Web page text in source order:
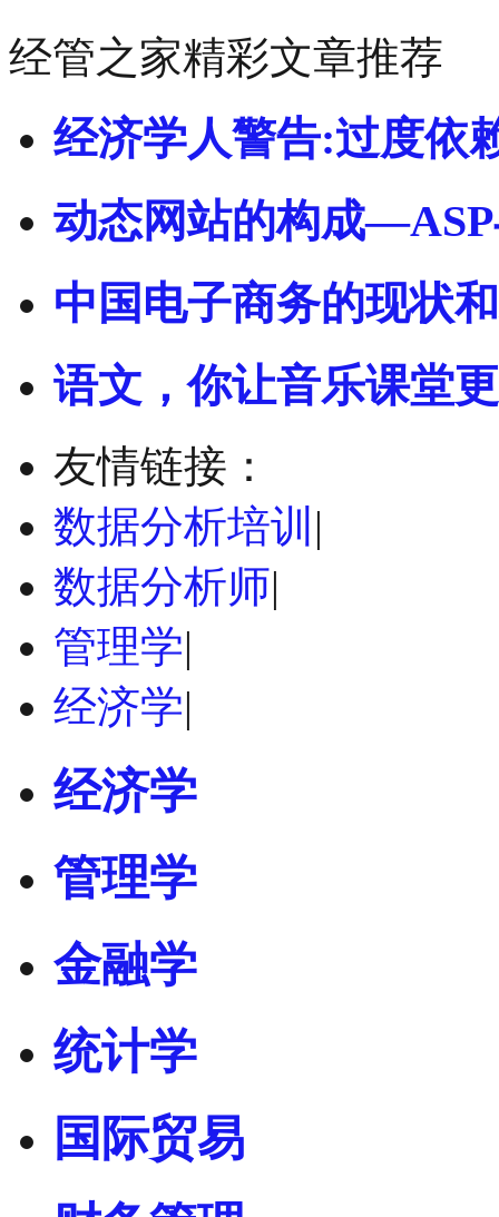
经管之家精彩文章推荐
经济学人警告:过度依
动态网站的构成
中国电子商务的现状
语文，你让音乐课堂
友情链接：
数据分析培训 |
数据分析师|
管理学|
经济学|
经济学
管理学
金融学
统计学
国际贸易